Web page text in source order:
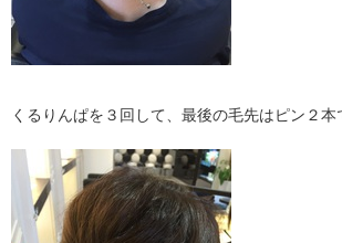
くるりんぱを３回して、最後の毛先はピン２